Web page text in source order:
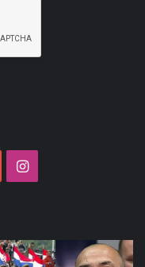
YouTubeInstagram